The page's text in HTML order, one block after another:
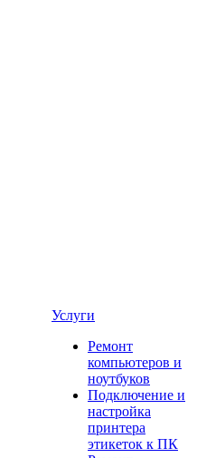
Услуги
Ремонт
компьютеров и
ноутбуков
Подключение и
настройка
принтера
этикеток к ПК